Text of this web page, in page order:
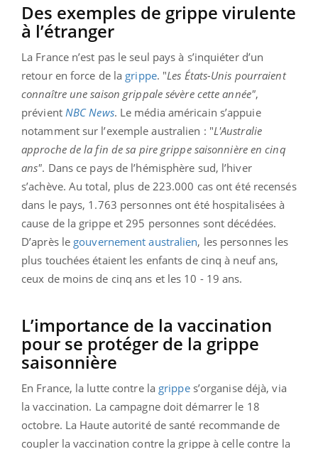
Des exemples de grippe virulente
à l’étranger
La France n’est pas le seul pays à s’inquiéter d’un
retour en force de la grippe. "Les États-Unis pourraient
connaître une saison grippale sévère cette année",
prévient NBC News. Le média américain s’appuie
notamment sur l’exemple australien : "L'Australie
approche de la fin de sa pire grippe saisonnière en cinq
ans". Dans ce pays de l’hémisphère sud, l’hiver
s’achève. Au total, plus de 223.000 cas ont été recensés
dans le pays, 1.763 personnes ont été hospitalisées à
cause de la grippe et 295 personnes sont décédées.
D’après le gouvernement australien, les personnes les
plus touchées étaient les enfants de cinq à neuf ans,
ceux de moins de cinq ans et les 10 - 19 ans.
L’importance de la vaccination
pour se protéger de la grippe
saisonnière
En France, la lutte contre la grippes’organise déjà, via
la vaccination. La campagne doit démarrer le 18
octobre. La Haute autorité de santé recommande de
coupler la vaccination contre la grippe à celle contre la